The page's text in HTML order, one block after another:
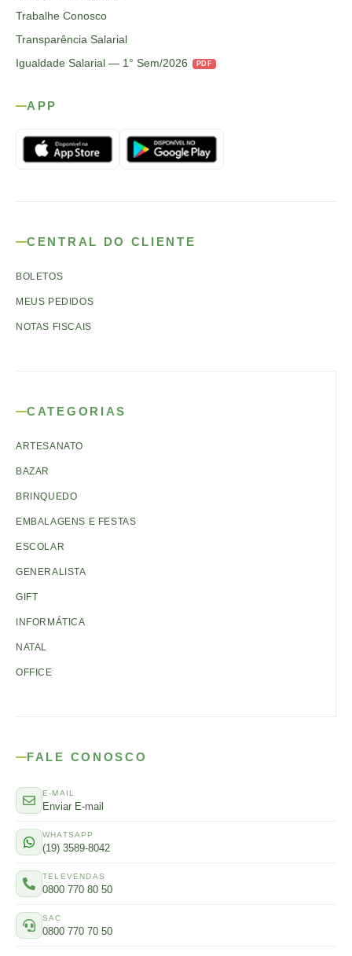
Trabalhe Conosco
Transparência Salarial
Igualdade Salarial — 1° Sem/2026
PDF
APP
CENTRAL DO CLIENTE
BOLETOS
MEUS PEDIDOS
NOTAS FISCAIS
CATEGORIAS
ARTESANATO
BAZAR
BRINQUEDO
EMBALAGENS E FESTAS
ESCOLAR
GENERALISTA
GIFT
INFORMÁTICA
NATAL
OFFICE
FALE CONOSCO
E-MAIL
Enviar E-mail
WHATSAPP
(19) 3589-8042
TELEVENDAS
0800 770 80 50
SAC
0800 770 70 50